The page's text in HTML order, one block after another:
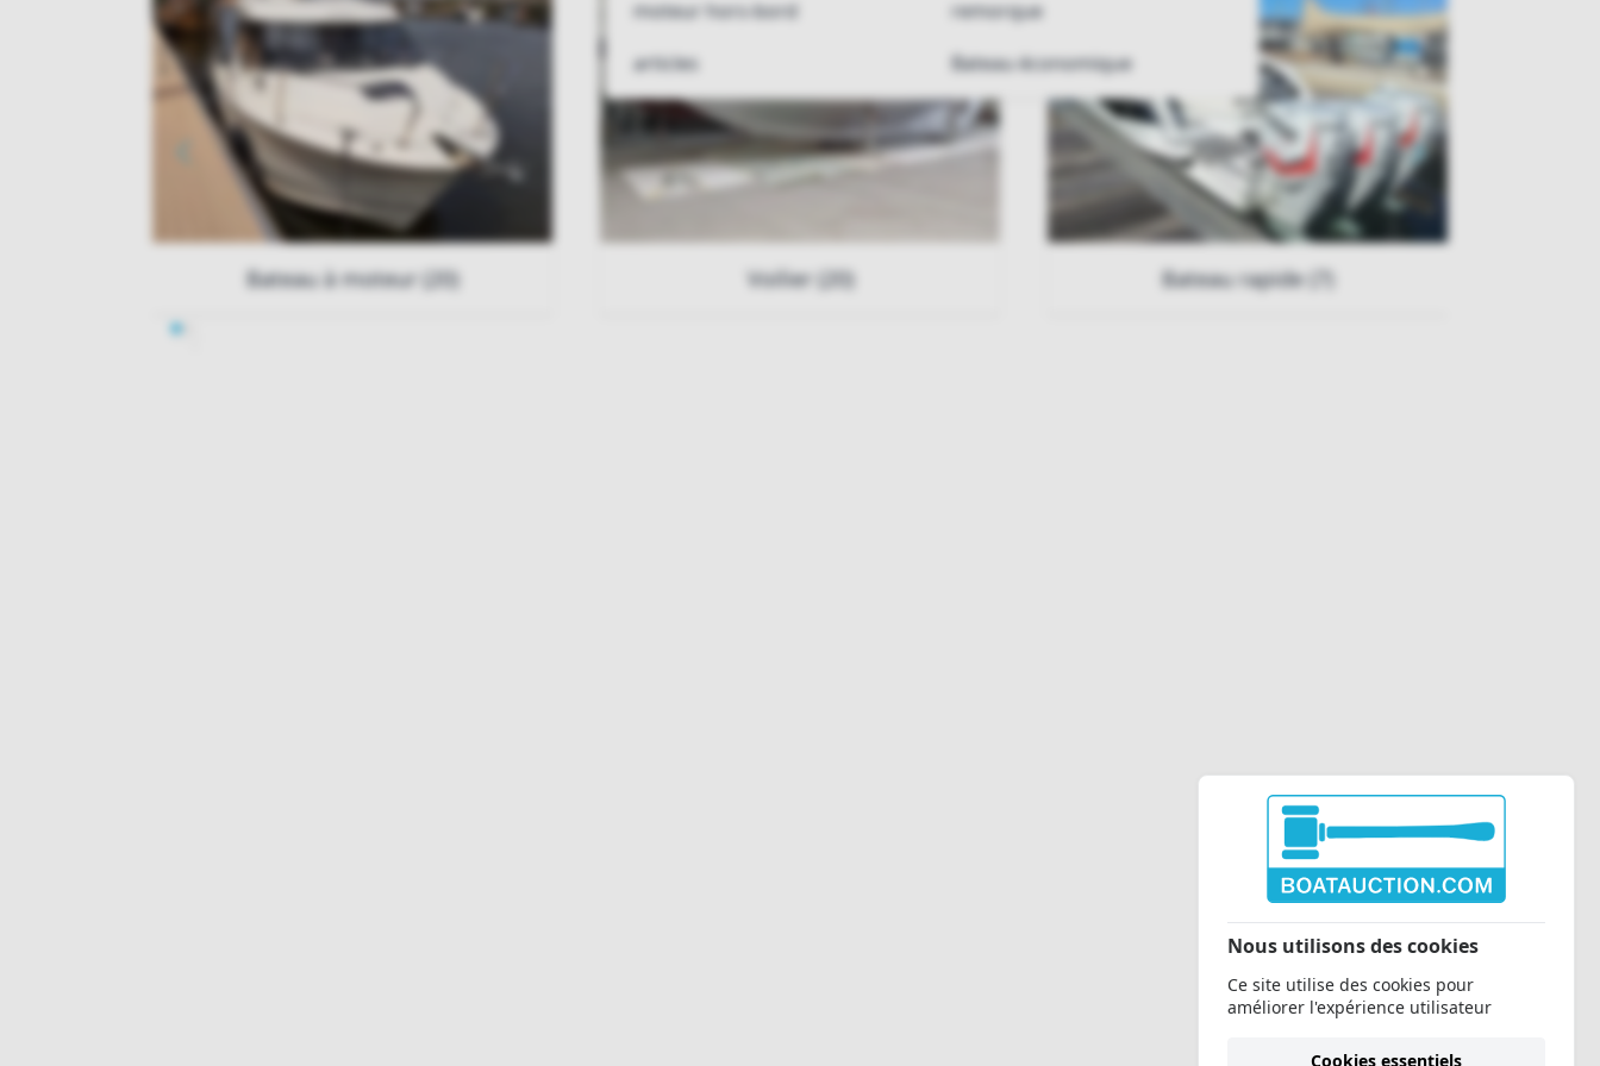
moteur hors-bord
remorque
articles
Bateau économique
Bateau à moteur (20) Voilier (20) Bateau rapide (7)
Nous utilisons des cookies
Ce site utilise des cookies pour
améliorer l'expérience utilisateur
Cookies essentiels